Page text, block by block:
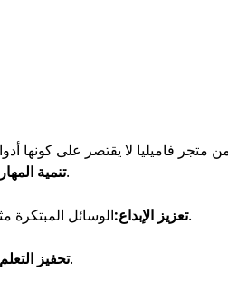
تنميةتساعد الألعاب التعليمية على تطوير قدرات التفكير والتحليل وحل المشكلات.
تعزيز الإبداع:الوسائل المبتكرة مثل البطاقات التفاعلية والألعاب الذكية تشجع الأطفال على استخدام خيالهم بطرق جديدة.
تحفيزتمنح الأطفال فرصة لاكتشاف المعلومات بأنفسهم، مما يعزز استقلاليتهم وثقتهم.